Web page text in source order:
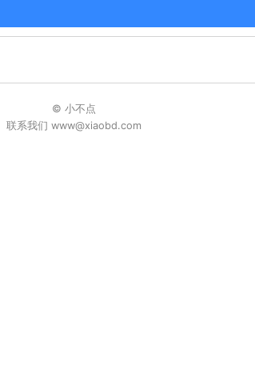
© 小不点
联系我们 www@xiaobd.com